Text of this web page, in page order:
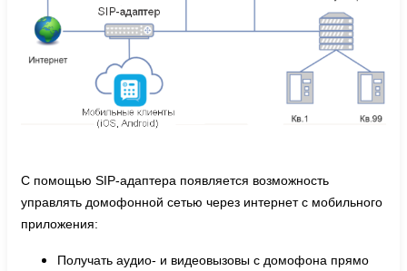
С помощью SIP-адаптера появляется возможность
управлять домофонной сетью через интернет с мобильного
приложения:
Получать аудио- и видеовызовы с домофона прямо